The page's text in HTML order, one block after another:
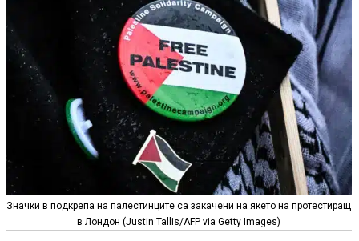
Значки в подкрепа на палестинците са закачени на якето на протестиращ
в Лондон (Justin Tallis/AFP via Getty Images)